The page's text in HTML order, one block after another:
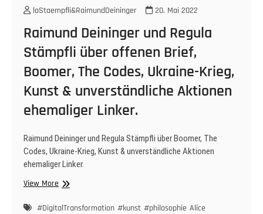
laStaempfli&RaimundDeininger 20. Mai 2022
Raimund Deininger und Regula
Stämpfli über offenen Brief,
Boomer, The Codes, Ukraine-Krieg,
Kunst & unverständliche Aktionen
ehemaliger Linker.
Raimund Deininger und Regula Stämpfli über Boomer, The
Codes, Ukraine-Krieg, Kunst & unverständliche Aktionen
ehemaliger Linker.
View MoreRaimund
und
#DigitalTransformation #kunst #philosophie Alice